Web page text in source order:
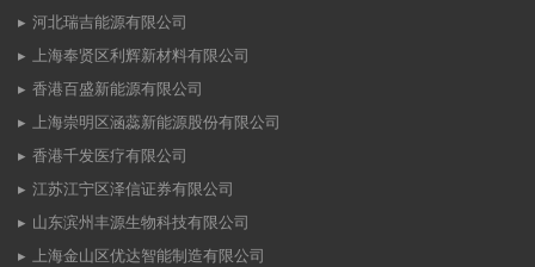
河北瑞吉能源有限公司
上海奉贤区利辉新材料有限公司
香港百盛新能源有限公司
上海崇明区涵蕊新能源股份有限公司
香港千发医疗有限公司
江苏江宁区泽信证券有限公司
山东滨州丰源生物科技有限公司
上海金山区优达智能制造有限公司